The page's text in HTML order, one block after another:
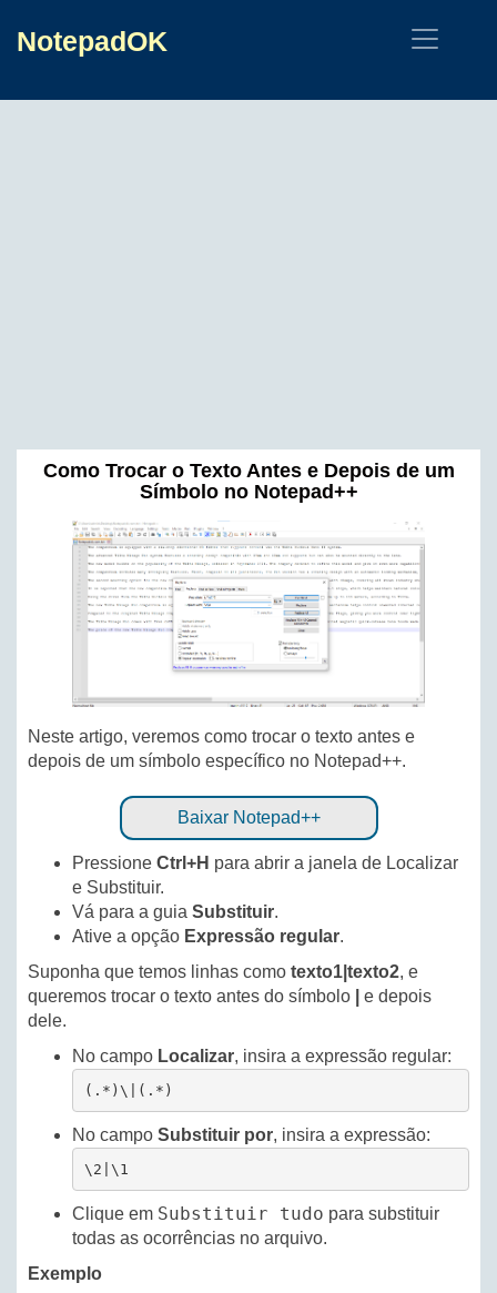
NotepadOK
Como Trocar o Texto Antes e Depois de um
Símbolo no Notepad++
Neste artigo, veremos como trocar o texto antes e
depois de um símbolo específico no Notepad++.
Baixar Notepad++
Pressione Ctrl+H para abrir a janela de Localizar
e Substituir.
Vá para a guia Substituir.
Ative a opção Expressão regular.
Suponha que temos linhas como texto1|texto2, e
queremos trocar o texto antes do símbolo
e depois
dele.
No campo Localizar, insira a expressão regular:
(.*)\|(.*)
No campo Substituir por, insira a expressão:
\2|\1
Clique em Substituir tudo para substituir
todas as ocorrências no arquivo.
Exemplo